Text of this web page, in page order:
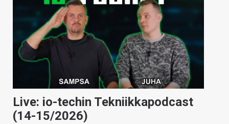
Live: io-techin Tekniikkapodcast
(14-15/2026)